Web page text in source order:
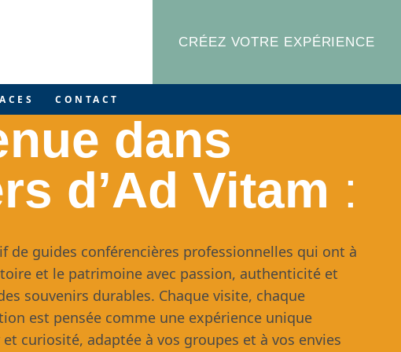
CRÉEZ VOTRE EXPÉRIENCE
CONTACT
dans
d’Ad Vitam :
de guides conférencières professionnelles qui ont à
et le patrimoine avec passion, authenticité et
souvenirs durables. Chaque visite, chaque
est pensée comme une expérience unique
curiosité, adaptée à vos groupes et à vos envies